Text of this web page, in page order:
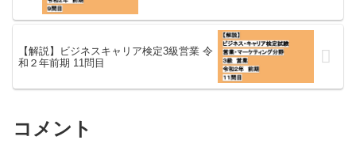
【解説】ビジネスキャリア検定3級営業 令
和２年前期 11問目
コメント